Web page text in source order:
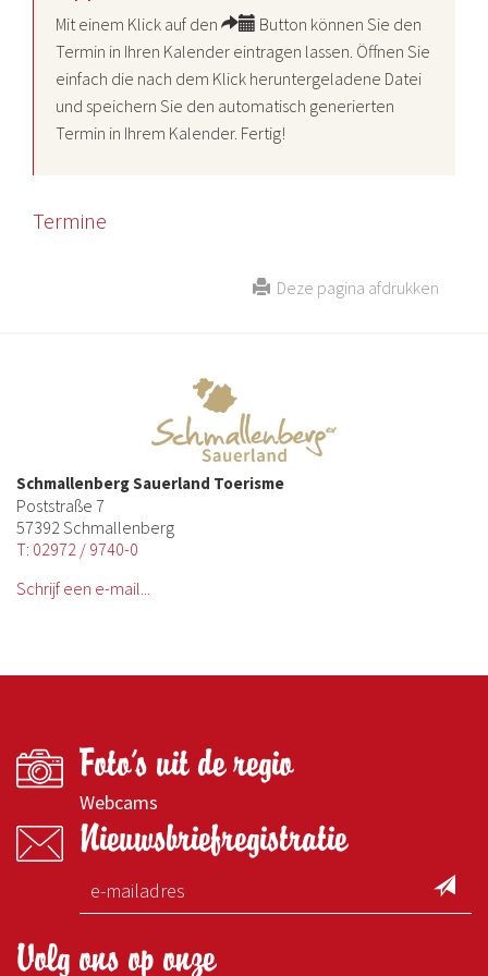
Mit einem Klick auf den
Button können Sie den
Termin in Ihren Kalender eintragen lassen. Öffnen Sie
einfach die nach dem Klick heruntergeladene Datei
und speichern Sie den automatisch generierten
Termin in Ihrem Kalender. Fertig!
Termine
Deze pagina afdrukken
Schmallenberg Sauerland Toerisme
Poststraße 7
57392 Schmallenberg
T: 02972 / 9740-0
Schrijf een e-mail...
Foto's uit de regio
Webcams
Nieuwsbriefregistratie
Volg ons op onze